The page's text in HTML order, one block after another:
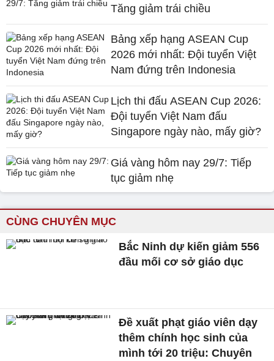
Tăng giảm trái chiều
Bảng xếp hạng ASEAN Cup
2026 mới nhất: Đội tuyển Việt
Nam đứng trên Indonesia
Lịch thi đấu ASEAN Cup 2026:
Đội tuyển Việt Nam đấu
Singapore ngày nào, mấy giờ?
Giá vàng hôm nay 29/7: Tiếp
tục giảm nhẹ
CÙNG CHUYÊN MỤC
Bắc Ninh dự kiến giảm 556
đầu mối cơ sở giáo dục
Đề xuất phạt giáo viên dạy
thêm chính học sinh của
mình tới 20 triệu: Chuyên